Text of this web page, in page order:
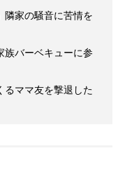
隣家の騒音に苦情を
族バーベキューに参
るママ友を撃退した